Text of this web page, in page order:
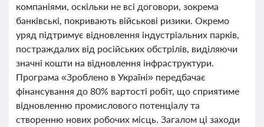
компаніями, оскільки не всі договори, зокрема
банківські, покривають військові ризики. Окремо
уряд підтримує відновлення індустріальних парків,
постраждалих від російських обстрілів, виділяючи
значні кошти на відновлення інфраструктури.
Програма «Зроблено в Україні» передбачає
фінансування до 80% вартості робіт, що сприятиме
відновленню промислового потенціалу та
створенню нових робочих місць. Загалом ці заходи